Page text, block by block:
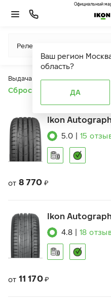
Ваш регион
область?
ДА
Официальный
Релевантность
Выдача продуктов ограничена
Сбросить все фильтры
Ikon
5.0 15
от 8 770 ₽
Ikon
4.8 18
от 11 170 ₽